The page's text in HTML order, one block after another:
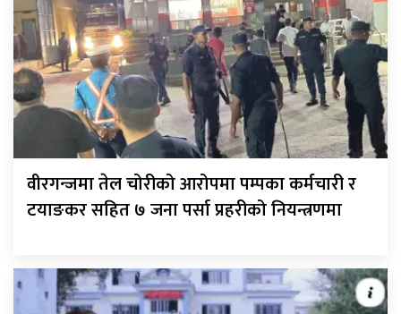
वीरगन्जमा तेल चोरीको आरोपमा पम्पका कर्मचारी र
टयाङकर सहित ७ जना पर्सा प्रहरीको नियन्त्रणमा